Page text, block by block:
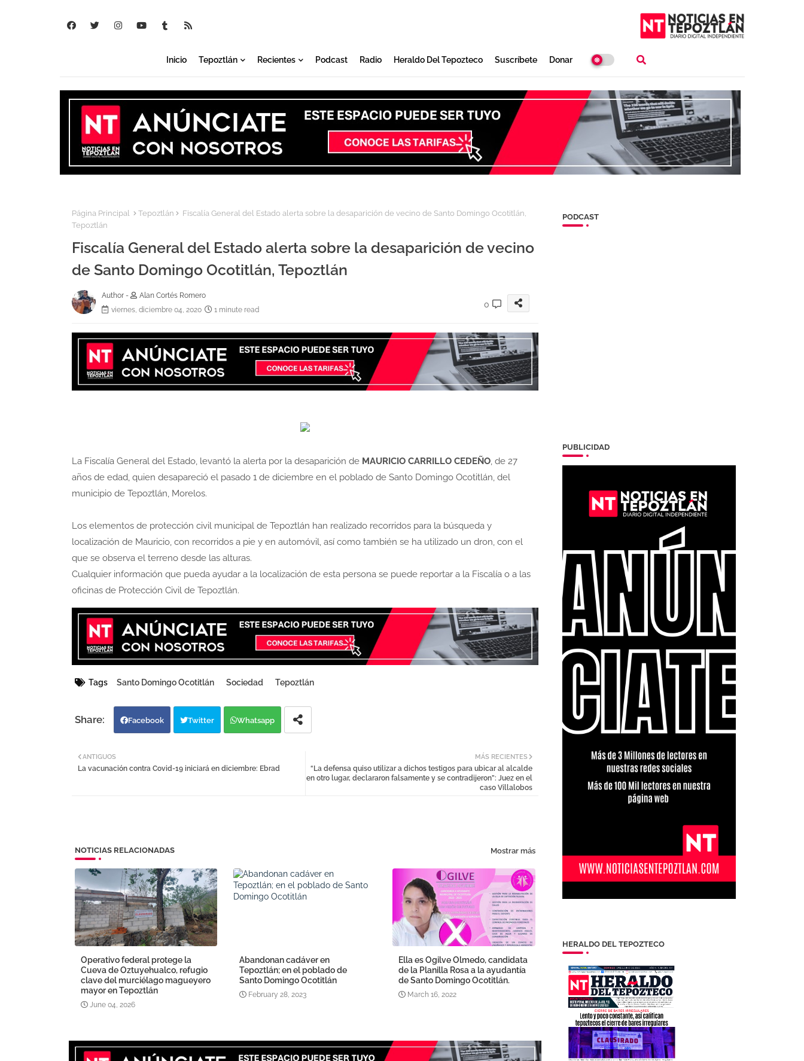
Inicio Tepoztlán Recientes Podcast Radio Heraldo Del Tepozteco Suscríbete Donar
Página Principal Tepoztlán
Fiscalía General del Estado alerta sobre la desaparición de vecino de Santo Domingo Ocotitlán,
Tepoztlán
Fiscalía General del Estado alerta sobre la desaparición de vecino
de Santo Domingo Ocotitlán, Tepoztlán
Author -
Alan Cortés Romero
viernes, diciembre 04, 2020
1 minute read
0
La Fiscalía General del Estado, levantó la alerta por la desaparición deMAURICIO CARRILLO CEDEÑO, de 27
años de edad, quien desapareció el pasado 1 de diciembre en el poblado de Santo Domingo Ocotitlán, del
municipio de Tepoztlán, Morelos.
Los elementos de protección civil municipal de Tepoztlán han realizado recorridos para la búsqueda y
localización de Mauricio, con recorridos a pie y en automóvil, así como también se ha utilizado un dron, con el
que se observa el terreno desde las alturas.
Cualquier información que pueda ayudar a la localización de esta persona se puede reportar a la Fiscalía o a las
oficinas de Protección Civil de Tepoztlán.
Tags Santo Domingo Ocotitlán Sociedad Tepoztlán
Facebook Twitter Whatsapp
MÁS RECIENTES
“La defensa quiso utilizar a dichos testigos para ubicar al alcalde
en otro lugar, declararon falsamente y se contradijeron”: Juez en el
caso Villalobos
ANTIGUOS
La vacunación contra Covid-19 iniciará en diciembre: Ebrad
NOTICIAS RELACIONADAS Mostrar más
Operativo federal protege la
Cueva de Oztuyehualco, refugio
clave del murciélago magueyero
mayor en Tepoztlán
June 04, 2026
Abandonan cadáver en
Tepoztlán; en el poblado de
Santo Domingo Ocotitlán
February 28, 2023
Ella es Ogilve Olmedo, candidata
de la Planilla Rosa a la ayudantía
de Santo Domingo Ocotitlán.
March 16, 2022
PODCAST
PUBLICIDAD
HERALDO DEL TEPOZTECO